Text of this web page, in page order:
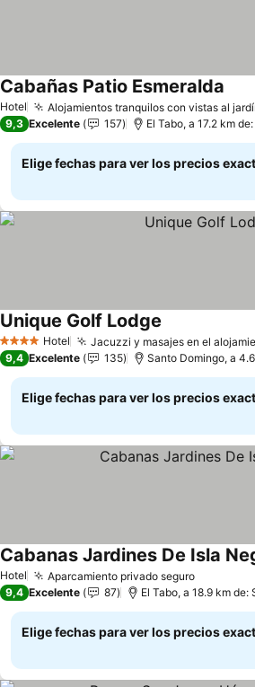
Hotel Alojamientos tranquilos con vistas al
Cabañas Patio Esmeralda
9,3 Excelente 157 El Tabo, a 17.2 km
Elige fechas para ver los precios
4 EstrellasHotel Jacuzzi y masajes en el
Unique Golf Lodge
9,4 Excelente 135 Santo Domingo, a
Elige fechas para ver los precios
Hotel Aparcamiento privado seguroVer
Cabanas Jardines De Isla
9,4 Excelente 87 El Tabo, a 18.9 km de:
Elige fechas para ver los precios